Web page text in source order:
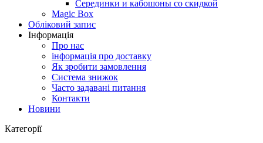
Серединки и кабошоны со скидкой
Magic Box
Обліковий запис
Інформація
Про нас
інформація про доставку
Як зробити замовлення
Система знижок
Часто задавані питання
Контакти
Новини
Категорії